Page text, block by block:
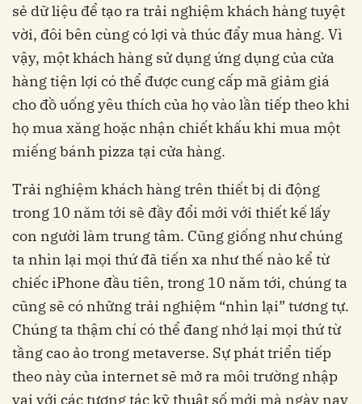
sẻ dữ liệu để tạo ra trải nghiệm khách hàng tuyệt
vời, đôi bên cùng có lợi và thúc đẩy mua hàng. Vì
vậy, một khách hàng sử dụng ứng dụng của cửa
hàng tiện lợi có thể được cung cấp mã giảm giá
cho đồ uống yêu thích của họ vào lần tiếp theo khi
họ mua xăng hoặc nhận chiết khấu khi mua một
miếng bánh pizza tại cửa hàng.
Trải nghiệm khách hàng trên thiết bị di động
trong 10 năm tới sẽ đầy đổi mới với thiết kế lấy
con người làm trung tâm. Cũng giống như chúng
ta nhìn lại mọi thứ đã tiến xa như thế nào kể từ
chiếc iPhone đầu tiên, trong 10 năm tới, chúng ta
cũng sẽ có những trải nghiệm “nhìn lại” tương tự.
Chúng ta thậm chí có thể đang nhớ lại mọi thứ từ
tầng cao ảo trong metaverse. Sự phát triển tiếp
theo này của internet sẽ mở ra môi trường nhập
vai với các tương tác kỹ thuật số mới mà ngày nay